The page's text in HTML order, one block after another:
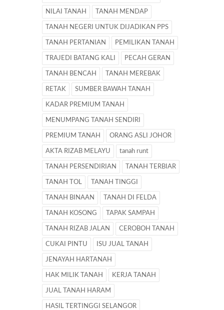
NILAI TANAH TANAH MENDAP
TANAH NEGERI UNTUK DIJADIKAN PPS
TANAH PERTANIAN PEMILIKAN TANAH
TRAJEDI BATANG KALI PECAH GERAN
TANAH BENCAH TANAH MEREBAK
RETAK SUMBER BAWAH TANAH
KADAR PREMIUM TANAH
MENUMPANG TANAH SENDIRI
PREMIUM TANAH ORANG ASLI JOHOR
AKTA RIZAB MELAYU tanah runt
TANAH PERSENDIRIAN TANAH TERBIAR
TANAH TOL TANAH TINGGI
TANAH BINAAN TANAH DI FELDA
TANAH KOSONG TAPAK SAMPAH
TANAH RIZAB JALAN CEROBOH TANAH
CUKAI PINTU ISU JUAL TANAH
JENAYAH HARTANAH
HAK MILIK TANAH KERJA TANAH
JUAL TANAH HARAM
HASIL TERTINGGI SELANGOR